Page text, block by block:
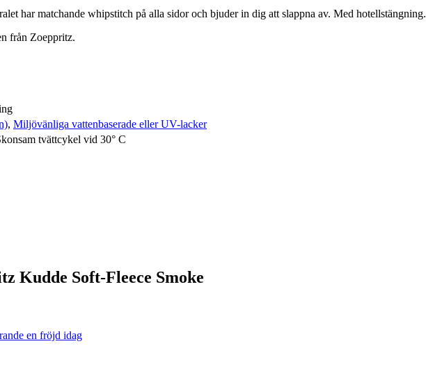
har matchande whipstitch på alla sidor och bjuder in dig att slappna av. Med hotellstängning.
från Zoeppritz.
, Miljövänliga vattenbaserade eller UV-lacker
tvättcykel vid 30° C
Kudde Soft-Fleece Smoke
en fröjd idag